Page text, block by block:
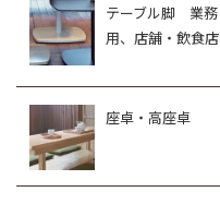
テーブル脚 業務
用、店舗・飲食店
座卓・高座卓